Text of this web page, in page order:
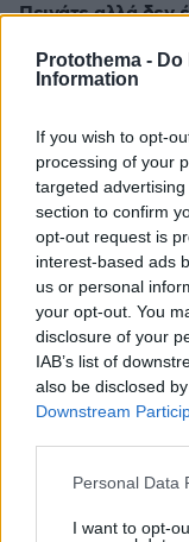
Protothema - Do
Information
If you wish to opt-
processing of your
targeted
section to confirm
opt-out request is
interest-based ads
us or personal
your opt-out. You
disclosure of your
IAB’s list of
also be disclosed
Downstream
Please note that
not limited to your
Personal Data
I want to opt-
Πεινάτε αλλά δεν
πριν μία ώρα
Στήριξη Τραμπ
«βοήθεια» 1 δισ.
08.08.2026, 06:02
Το μενού της
(8/8/2026)
08.08.2026, 06:00
Στο χαμηλότερο
στον Αμαζόνιο,
08.08.2026, 05:33
Τρόμος για
08.08.2026, 05:03
Μακαρονάδα με